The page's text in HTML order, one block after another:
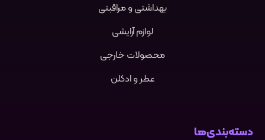
بهداشتی و مراقبتی
لوازم آرایشی
محصولات خارجی
عطر و ادکلن
دسته‌بندی‌ها